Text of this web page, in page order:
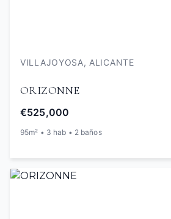
VILLAJOYOSA, ALICANTE
ORIZONNE
€525,000
95m² • 3 hab • 2 baños